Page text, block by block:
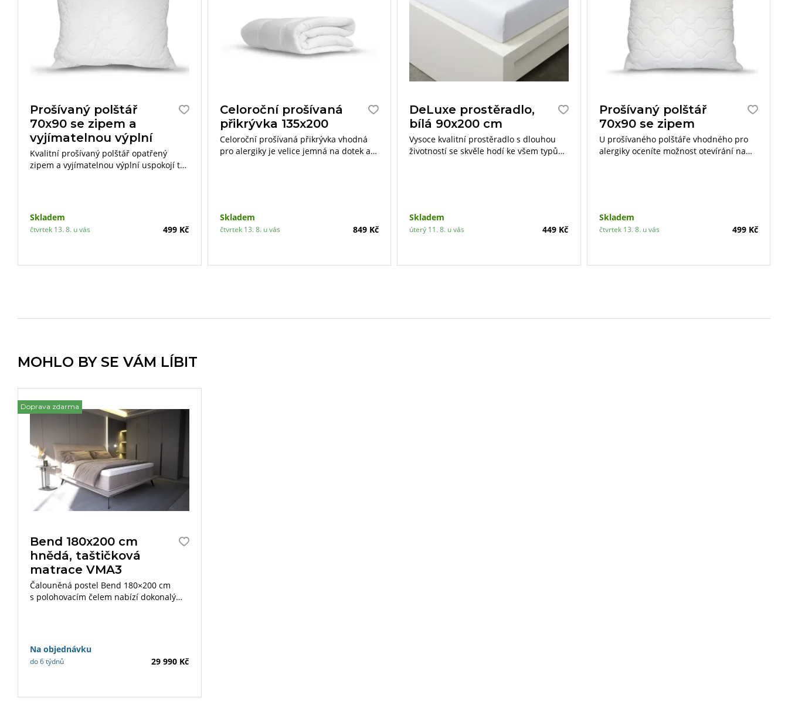
Prošívaný polštář
70x90 se zipem a
vyjímatelnou výplní
Kvalitní prošívaný polštář opatřený
zipem a vyjímatelnou výplní uspokojí ty
Skladem
čtvrtek 13. 8. u vás 499 Kč
Celoroční prošívaná
přikrývka 135x200
Celoroční prošívaná přikrývka vhodná
pro alergiky je velice jemná na dotek a
Skladem
čtvrtek 13. 8. u vás 849 Kč
DeLuxe prostěradlo,
bílá 90x200 cm
Vysoce kvalitní prostěradlo s dlouhou
životností se skvěle hodí ke všem typům
Skladem
úterý 11. 8. u vás 449 Kč
Prošívaný polštář
70x90 se zipem
U prošívaného polštáře vhodného pro
alergiky oceníte možnost otevírání na
Skladem
čtvrtek 13. 8. u vás 499 Kč
MOHLO BY SE VÁM LÍBIT
Doprava zdarma
Bend 180x200 cm
hnědá, taštičková
matrace VMA3
Čalouněná postel Bend 180×200 cm
s polohovacím čelem nabízí dokonalý
snadnou údržbu. Oceněná titulem
Nábytek roku 2025 se stane elegantním
a funkčním prvkem každého interiéru.
Na objednávku
do 6 týdnů 29 990 Kč